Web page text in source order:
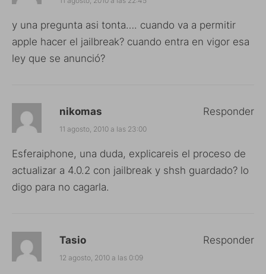
y una pregunta asi tonta…. cuando va a permitir
apple hacer el jailbreak? cuando entra en vigor esa
ley que se anunció?
nikomas
11 agosto, 2010 a las 23:00
Esferaiphone, una duda, explicareis el proceso de
actualizar a 4.0.2 con jailbreak y shsh guardado? lo
digo para no cagarla.
Responder
Tasio
12 agosto, 2010 a las 0:09
Responder